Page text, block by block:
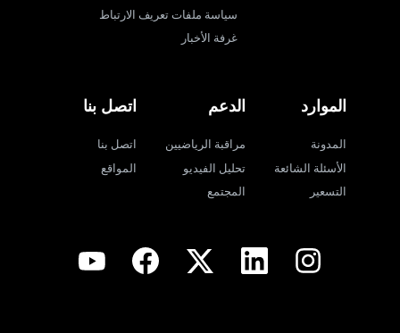
سياسة ملفات تعريف الارتباط
غرفة الأخبار
الموارد
المدونة
الأسئلة الشائعة
التسعير
الدعم
مراقبة الرياضيين
تحليل الفيديو
المجتمع
اتصل بنا
اتصل بنا
المواقع